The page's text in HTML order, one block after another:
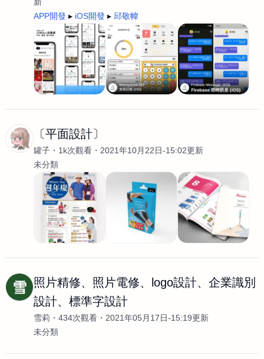
APP開發
iOS開發 邱敬幃
〔平面設計〕
罐子 1k次觀看
2021年10月22日-15:02更新
未分類
雪 照片精修、照片電修、logo設計、企業識別
設計、標準字設計
雪莉 434次觀看
2021年05月17日-15:19更新
未分類